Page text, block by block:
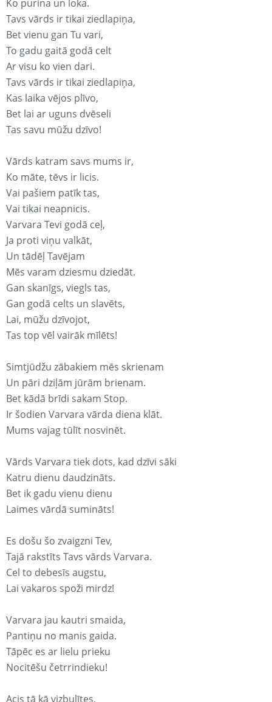
Ko purina un loka.
Tavs vārds ir tikai ziedlapiņa,
Bet vienu gan Tu vari,
To gadu gaitā godā celt
Ar visu ko vien dari.
Tavs vārds ir tikai ziedlapiņa,
Kas laika vējos plīvo,
Bet lai ar uguns dvēseli
Tas savu mūžu dzīvo!
Vārds katram savs mums ir,
Ko māte, tēvs ir licis.
Vai pašiem patīk tas,
Vai tikai neapnicis.
Varvara Tevi godā ceļ,
Ja proti viņu valkāt,
Un tādēļ Tavējam
Mēs varam dziesmu dziedāt.
Gan skanīgs, viegls tas,
Gan godā celts un slavēts,
Lai, mūžu dzīvojot,
Tas top vēl vairāk mīlēts!
Simtjūdžu zābakiem mēs skrienam
Un pāri dziļām jūrām brienam.
Bet kādā brīdi sakam Stop.
Ir šodien Varvara vārda diena klāt.
Mums vajag tūlīt nosvinēt.
Vārds Varvara tiek dots, kad dzīvi sāki
Katru dienu daudzināts.
Bet ik gadu vienu dienu
Laimes vārdā sumināts!
Es došu šo zvaigzni Tev,
Tajā rakstīts Tavs vārds Varvara.
Cel to debesīs augstu,
Lai vakaros spoži mirdz!
Varvara jau kautri smaida,
Pantiņu no manis gaida.
Tāpēc es ar lielu prieku
Nocitēšu četrrindieku!
Acis tā kā vizbulītes,